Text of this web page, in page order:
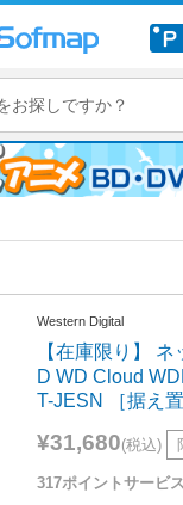
Western Digital
【在庫限り】
D WD Cloud
T-JESN ［据え
¥31,680(税込)
317ポイントサービス